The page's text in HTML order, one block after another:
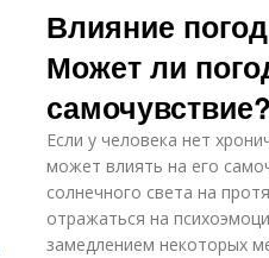
Влияние
Может ли
самочувствие?
Если у человека нет
может влиять на его
солнечного света на
отражаться на
замедлением некоторых